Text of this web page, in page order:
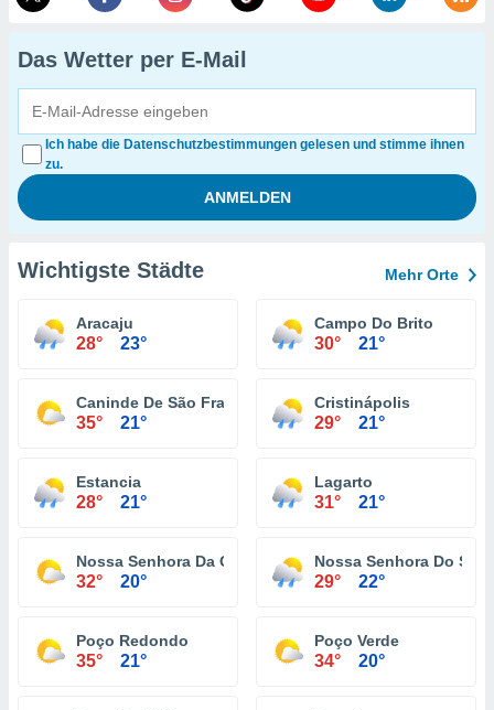
Das Wetter per E-Mail
Ich habe die Datenschutzbestimmungen gelesen und stimme ihnen
zu.
Wichtigste Städte Mehr Orte
Aracaju
28° 23°
Campo Do Brito
30° 21°
Caninde De São Francisco
35° 21°
Cristinápolis
29° 21°
Estancia
28° 21°
Lagarto
31° 21°
Nossa Senhora Da Glória
32° 20°
Nossa Senhora Do
29° 22°
Poço Redondo
35° 21°
Poço Verde
34° 20°